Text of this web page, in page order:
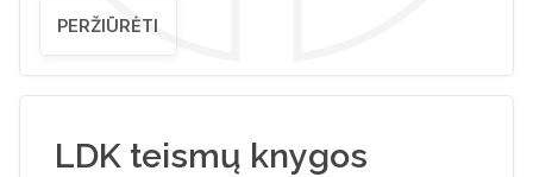
PERŽIŪRĖTI
LDK teismų knygos